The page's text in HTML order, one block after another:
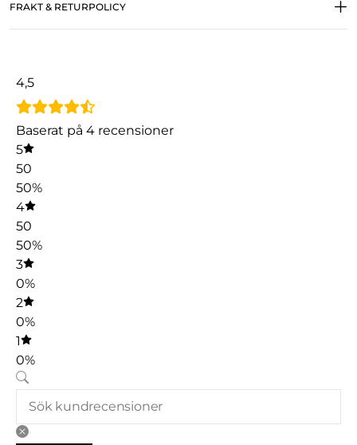
FRAKT & RETURPOLICY
4,5
Baserat på 4 recensioner
5
50
50%
4
50
50%
3
0%
2
0%
1
0%